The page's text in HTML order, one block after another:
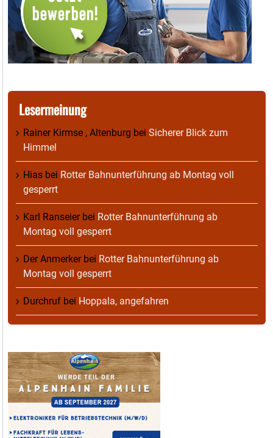
Lesermeinung
Rainer Kirmse , Altenburg bei Sicherer Blick zum
Himmel
Hias bei Rotter Bahnunterführung ab Montag voll
gesperrt
Karl Ranseierbei Rotter Bahnunterführung ab
Montag voll gesperrt
Der Anmerkerbei Rotter Bahnunterführung ab
Montag voll gesperrt
Durchruf bei Hoppala, angefahren